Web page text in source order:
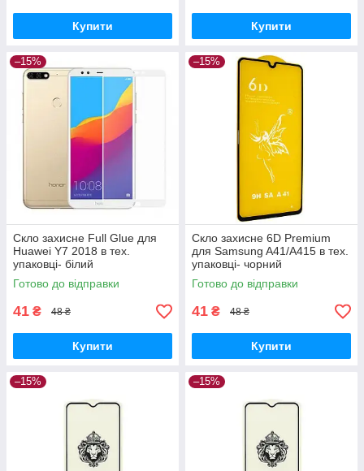
Купити Купити
–15%
Скло захисне Full Glue для
Huawei Y7 2018 в тех.
упаковці- білий
Готово до відправки
41 ₴ 48 ₴
Купити
–15%
Скло захисне 6D Premium
для Samsung A41/A415 в тех.
упаковці- чорний
Готово до відправки
41 ₴ 48 ₴
Купити
–15% –15%